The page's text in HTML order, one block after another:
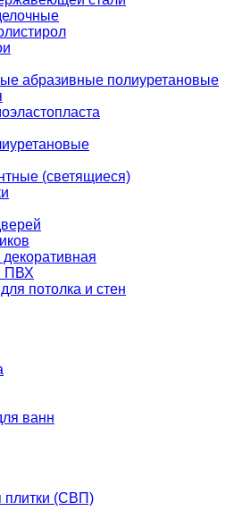
абразивные полиуретановые
(светящиеся)
ПВХ
потолка и стен
ванн
плитки (СВП)